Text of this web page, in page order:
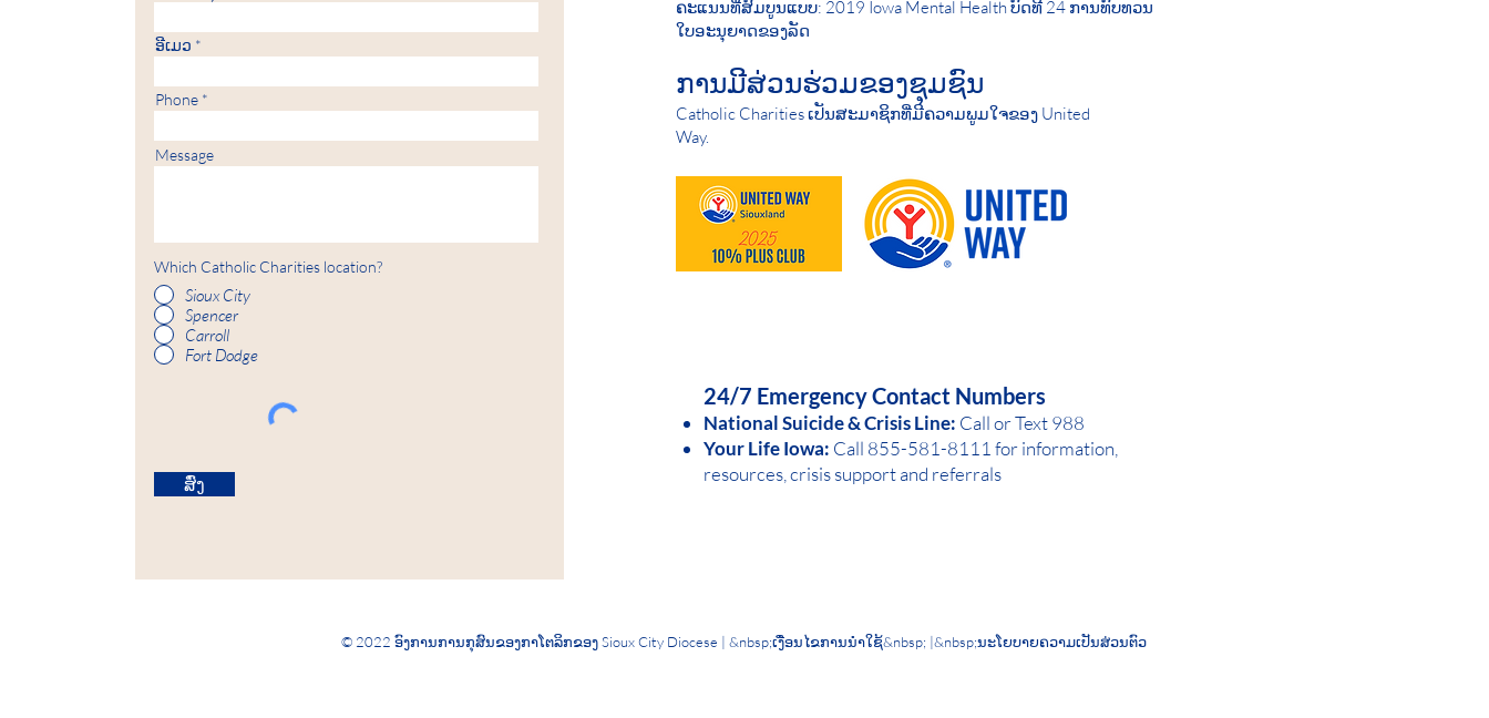
ອີເມວ
Phone
Message
Which Catholic Charities location?
Sioux City
Spencer
Carroll
Fort Dodge
ສົ່ງ
ຄະແນນທີ່ສົມບູນແບບ: 2019 Iowa Mental Health ບົດທີ 24 ການທົບທວນ
ໃບອະນຸຍາດຂອງລັດ
ການມີສ່ວນຮ່ວມຂອງຊຸມຊົນ
Catholic Charities ເປັນສະມາຊິກທີ່ມີຄວາມພູມໃຈຂອງ United
Way.
24/7 Emergency Contact Numbers
National Suicide &Crisis Line: Call or Text 988
Your Life Iowa: Call 855-581-81 11 for information,
resources, crisis support and referrals
© 2022 ອົງການການກຸສົນຂອງກາໂຕລິກຂອງ Sioux City Diocese | &nbsp;ເງື່ອນໄຂການນໍາໃຊ້&nbsp; |&nbsp;ນະໂຍບາຍຄວາມເປັນສ່ວນຕົວ